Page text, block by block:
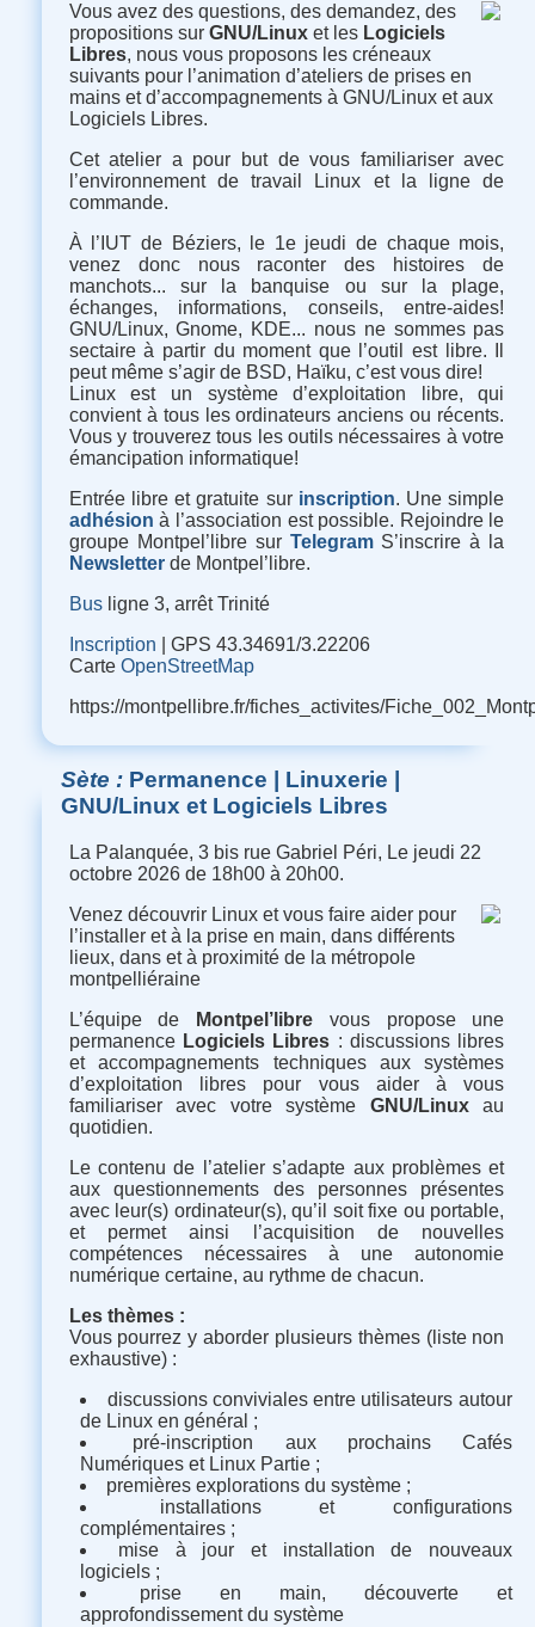
Vous avez des questions, des demandez, des
propositions sur GNU/Linuxet les Logiciels
Libres, nous vous proposons les créneaux
suivants pour l’animation d’ateliers de prises en
mains et d’accompagnements à GNU/Linux et aux
Logiciels Libres.
Cet atelier a pour but de vous familiariser avec
l’environnement de travail Linux et la ligne de
commande.
À l’IUT de Béziers, le 1e jeudi de chaque mois,
venez donc nous raconter des histoires de
manchots... sur la banquise ou sur la plage,
échanges, informations, conseils, entre-aides!
GNU/Linux, Gnome, KDE... nous ne sommes pas
sectaire à partir du moment que l’outil est libre. Il
peut même s’agir de BSD, Haïku, c’est vous dire!
Linux est un système d’exploitation libre, qui
convient à tous les ordinateurs anciens ou récents.
Vous y trouverez tous les outils nécessaires à votre
émancipation informatique!
Entrée libre et gratuite sur inscription. Une simple
adhésion à l’association est possible. Rejoindre le
groupe Montpel’libre sur TelegramS’inscrire à la
Newsletterde Montpel’libre.
Busligne 3, arrêt Trinité
Inscription | GPS 43.34691/3.22206
Carte OpenStreetMap
https://montpellibre.fr/fiches_activites/
Sète Permanence | Linuxerie |
GNU/Linux et Logiciels Libres
La Palanquée, 3 bis rue Gabriel Péri, Le jeudi 22
octobre 2026 de 18h00 à 20h00.
Venez découvrir Linux et vous faire aider pour
l’installer et à la prise en main, dans différents
lieux, dans et à proximité de la métropole
montpelliéraine
L’équipe de
Montpel’libre vous propose une
permanence Logiciels Libres : discussions libres
et accompagnements techniques aux systèmes
d’exploitation libres pour vous aider à vous
familiariser avec votre système GNU/Linuxau
quotidien.
Le contenu de l’atelier s’adapte aux problèmes et
aux questionnements des personnes présentes
avec leur(s) ordinateur(s), qu’il soit fixe ou portable,
et permet ainsi l’acquisition de nouvelles
compétences nécessaires à une autonomie
numérique certaine, au rythme de chacun.
Les thèmes :
Vous pourrez y aborder plusieurs thèmes (liste non
exhaustive) :
discussions conviviales entre utilisateurs autour
de Linux en général ;
pré-inscription aux prochains Cafés
Numériques et Linux Partie ;
premières explorations du système ;
installations et configurations
complémentaires ;
mise à jour et installation de nouveaux
logiciels ;
prise en main, découverte et
approfondissement du système